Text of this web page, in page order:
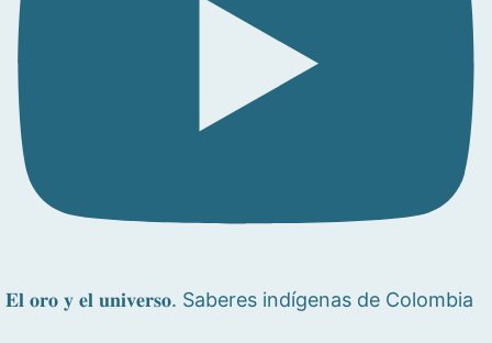
𝐄𝐥 𝐨𝐫𝐨 𝐲 𝐞𝐥 𝐮𝐧𝐢𝐯𝐞𝐫𝐬𝐨. Saberes indígenas de Colombia